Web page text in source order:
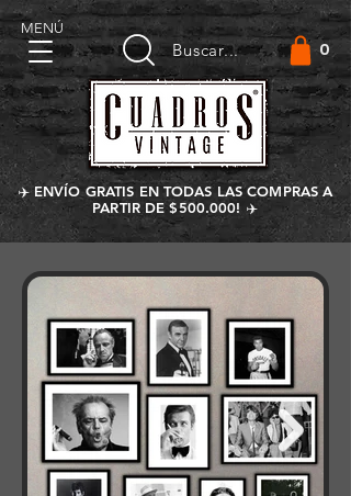
Buscar...
MENÚ
0
✈️ ENVÍO GRATIS EN TODAS LAS COMPRAS A
PARTIR DE $500.000! ✈️